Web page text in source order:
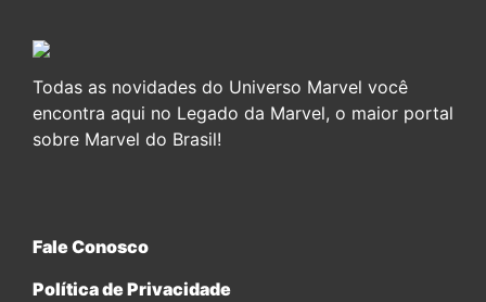
Todas as novidades do Universo Marvel você
encontra aqui no Legado da Marvel, o maior portal
sobre Marvel do Brasil!
Fale Conosco
Política de Privacidade